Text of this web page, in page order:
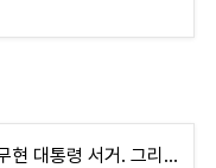
먹먹했던 일주일..: 노무현 대통령 서거. 그리고 일주일